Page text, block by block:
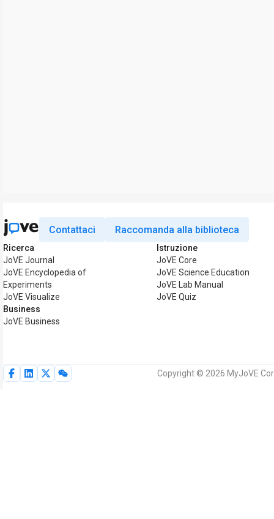
Contattaci Raccomanda alla biblioteca
Ricerca
JoVE Journal
JoVE Encyclopedia of
Experiments
JoVE Visualize
Business
JoVE Business
Istruzione
JoVE Core
JoVE Science Education
JoVE Lab Manual
JoVE Quiz
Copyright © 2026 MyJoVE